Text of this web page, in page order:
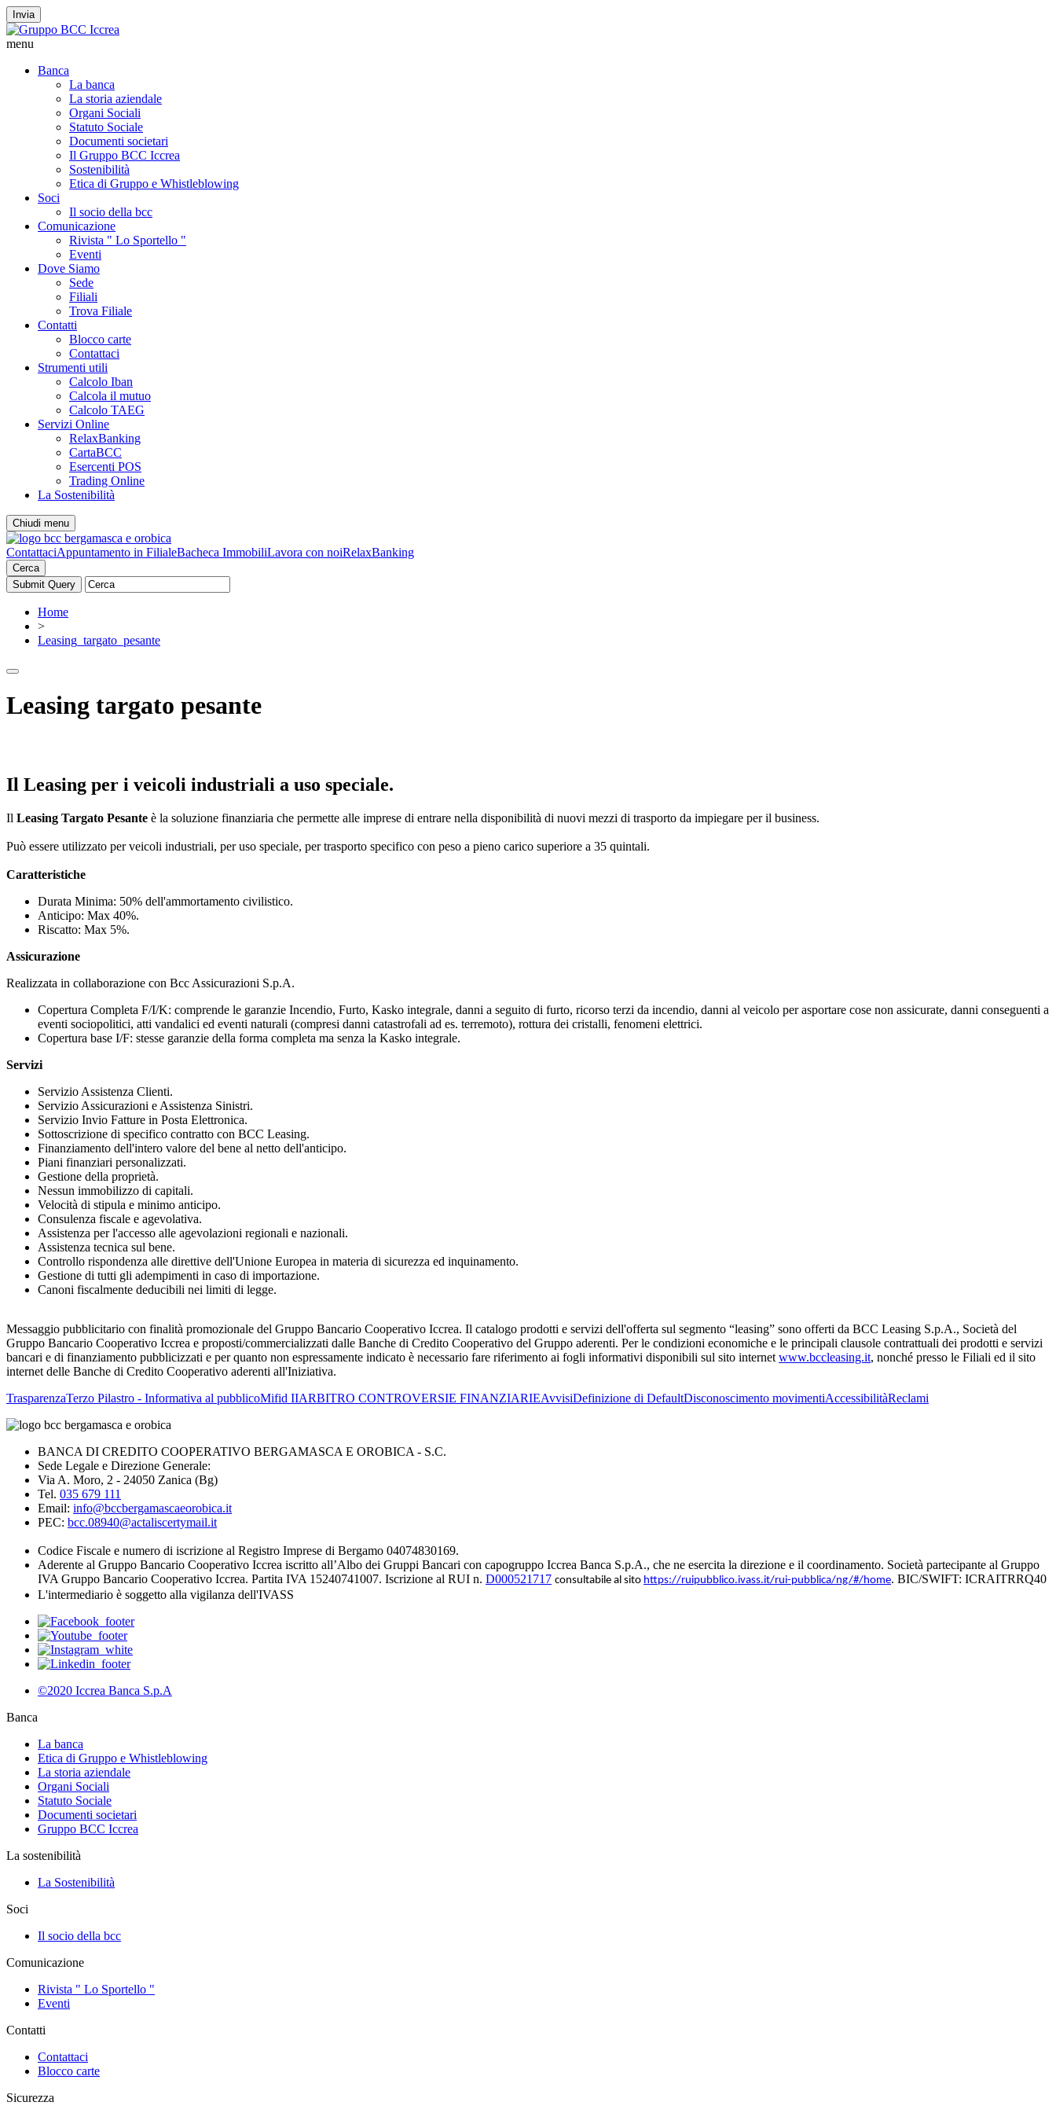
Invia
menu
Banca
La banca
La storia aziendale
Organi Sociali
Statuto Sociale
Documenti societari
Il Gruppo BCC Iccrea
Sostenibilità
Etica di Gruppo e Whistleblowing
Soci
Il socio della bcc
Comunicazione
Rivista " Lo Sportello "
Eventi
Dove Siamo
Sede
Filiali
Trova Filiale
Contatti
Blocco carte
Contattaci
Strumenti utili
Calcolo Iban
Calcola il mutuo
Calcolo TAEG
Servizi Online
RelaxBanking
CartaBCC
Esercenti POS
Trading Online
La Sostenibilità
Chiudi menu
ContattaciAppuntamento in FilialeBacheca ImmobiliLavora con noiRelaxBanking
Cerca
Home
>
Leasing_targato_pesante
Leasing targato pesante
Il Leasing per i veicoli industriali a uso speciale.
Il Leasing Targato Pesante è la soluzione finanziaria che permette alle imprese di entrare nella disponibilità di nuovi mezzi di trasporto da impiegare per il business.
Può essere utilizzato per veicoli industriali, per uso speciale, per trasporto specifico con peso a pieno carico superiore a 35 quintali.
Caratteristiche
Durata Minima: 50% dell'ammortamento civilistico.
Anticipo: Max 40%.
Riscatto: Max 5%.
Assicurazione
Realizzata in collaborazione con Bcc Assicurazioni S.p.A.
Copertura Completa F/I/K: comprende le garanzie Incendio, Furto, Kasko integrale, danni a seguito di furto, ricorso terzi da incendio, danni al veicolo per asportare cose non assicurate, danni conseguenti a
eventi sociopolitici, atti vandalici ed eventi naturali (compresi danni catastrofali ad es. terremoto), rottura dei cristalli, fenomeni elettrici.
Copertura base I/F: stesse garanzie della forma completa ma senza la Kasko integrale.
Servizi
Servizio Assistenza Clienti.
Servizio Assicurazioni e Assistenza Sinistri.
Servizio Invio Fatture in Posta Elettronica.
Sottoscrizione di specifico contratto con BCC Leasing.
Finanziamento dell'intero valore del bene al netto dell'anticipo.
Piani finanziari personalizzati.
Gestione della proprietà.
Nessun immobilizzo di capitali.
Velocità di stipula e minimo anticipo.
Consulenza fiscale e agevolativa.
Assistenza per l'accesso alle agevolazioni regionali e nazionali.
Assistenza tecnica sul bene.
Controllo rispondenza alle direttive dell'Unione Europea in materia di sicurezza ed inquinamento.
Gestione di tutti gli adempimenti in caso di importazione.
Canoni fiscalmente deducibili nei limiti di legge.
Messaggio pubblicitario con finalità promozionale del Gruppo Bancario Cooperativo Iccrea. Il catalogo prodotti e servizi dell'offerta sul segmento “leasing” sono offerti da BCC Leasing S.p.A., Società del
Gruppo Bancario Cooperativo Iccrea e proposti/commercializzati dalle Banche di Credito Cooperativo del Gruppo aderenti. Per le condizioni economiche e le principali clausole contrattuali dei prodotti e servizi
bancari e di finanziamento pubblicizzati e per quanto non espressamente indicato è necessario fare riferimento ai fogli informativi disponibili sul sito internet www.bccleasing.it, nonché presso le Filiali ed il sito
internet delle Banche di Credito Cooperativo aderenti all'Iniziativa.
TrasparenzaTerzo Pilastro - Informativa al pubblicoMifid IIARBITRO CONTROVERSIE FINANZIARIEAvvisiDefinizione di DefaultDisconoscimento movimentiAccessibilitàReclami
BANCA DI CREDITO COOPERATIVO BERGAMASCA E OROBICA - S.C.
Sede Legale e Direzione Generale:
Via A. Moro, 2 - 24050 Zanica (Bg)
Tel. 035 679 111
Email: info@bccbergamascaeorobica.it
PEC: bcc.08940@actaliscertymail.it
Codice Fiscale e numero di iscrizione al Registro Imprese di Bergamo 04074830169.
Aderente al Gruppo Bancario Cooperativo Iccrea iscritto all’Albo dei Gruppi Bancari con capogruppo Iccrea Banca S.p.A., che ne esercita la direzione e il coordinamento. Società partecipante al Gruppo
IVA Gruppo Bancario Cooperativo Iccrea. Partita IVA 15240741007. Iscrizione al RUI n. D000521717 consultabile al sito https://ruipubblico.ivass.it/rui-pubblica/ng/#/home. BIC/SWIFT: ICRAITRRQ40
L'intermediario è soggetto alla vigilanza dell'IVASS
©2020 Iccrea Banca S.p.A
Banca
La banca
Etica di Gruppo e Whistleblowing
La storia aziendale
Organi Sociali
Statuto Sociale
Documenti societari
Gruppo BCC Iccrea
La sostenibilità
La Sostenibilità
Soci
Il socio della bcc
Comunicazione
Rivista " Lo Sportello "
Eventi
Contatti
Contattaci
Blocco carte
Sicurezza